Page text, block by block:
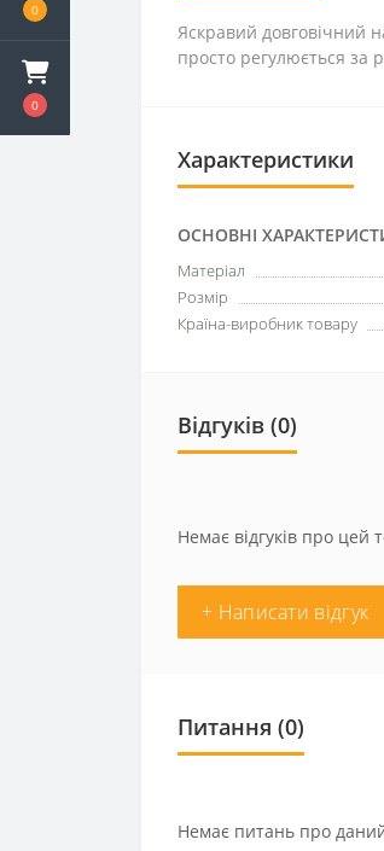
0
0
Яскравий довговічний
просто регулюється за
Характеристики
ОСНОВНІ
Матеріал
Розмір
Країна-виробник товару
Відгуків (0)
Немає відгуків про цей
+ Написати відгук
Питання (0)
Немає питань про